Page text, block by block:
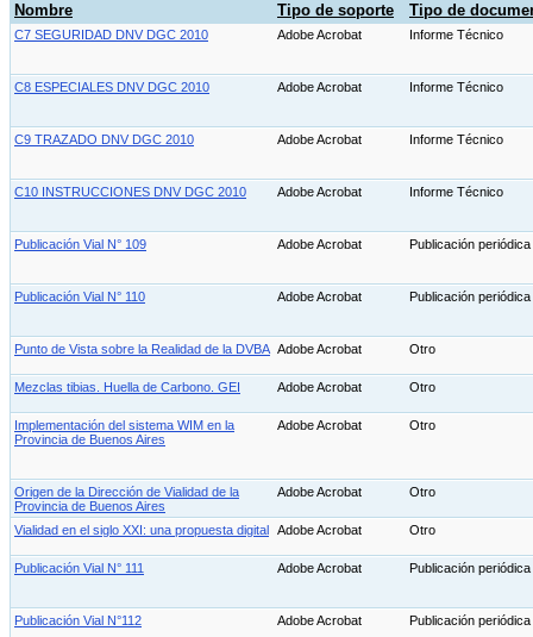
Nombre Tipo de soporte Tipo de
C7 SEGURIDAD DNV DGC 2010 Adobe Acrobat Informe Técnico
C8 ESPECIALES DNV DGC 2010 Adobe Acrobat Informe Técnico
C9 TRAZADO DNV DGC 2010 Adobe Acrobat Informe Técnico
C10 INSTRUCCIONES DNV DGC 2010 Adobe Acrobat Informe Técnico
Publicación Vial N° 109 Adobe Acrobat Publicación periódica
Publicación Vial N° 110 Adobe Acrobat Publicación periódica
Punto de Vista sobre la Realidad de la DVBA Adobe Acrobat Otro
Mezclas tibias. Huella de Carbono. GEI Adobe Acrobat Otro
Implementación del sistema WIM en la
Provincia de Buenos Aires
Adobe Acrobat Otro
Origen de la Dirección de Vialidad de la
Provincia de Buenos Aires
Adobe Acrobat Otro
Vialidad en el siglo XXI: una propuesta digital Adobe Acrobat Otro
Publicación Vial N° 111 Adobe Acrobat Publicación periódica
Publicación Vial N°112 Adobe Acrobat Publicación periódica